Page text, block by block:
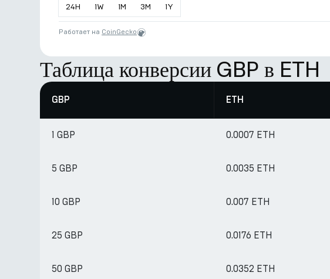
24H 1W 1M 3M 1Y
Работает на CoinGecko
Таблица конверсии GBP в ETH
GBP ETH
1 GBP 0.0007 ETH
5 GBP 0.0035 ETH
10 GBP 0.007 ETH
25 GBP 0.0176 ETH
50 GBP 0.0352 ETH